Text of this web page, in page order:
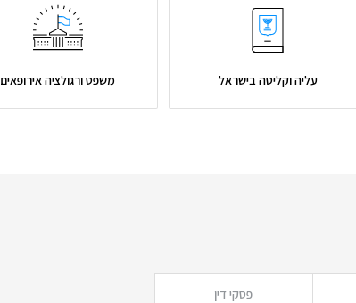
עליה וקליטה בישראל משפט ורגולציה אירופאים
פסקי דין